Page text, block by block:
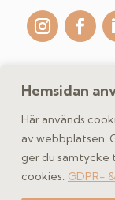
Hemsidan
Här används
av webbplatsen.
ger du samtycke
cookies. GDPR-
GDPR- &